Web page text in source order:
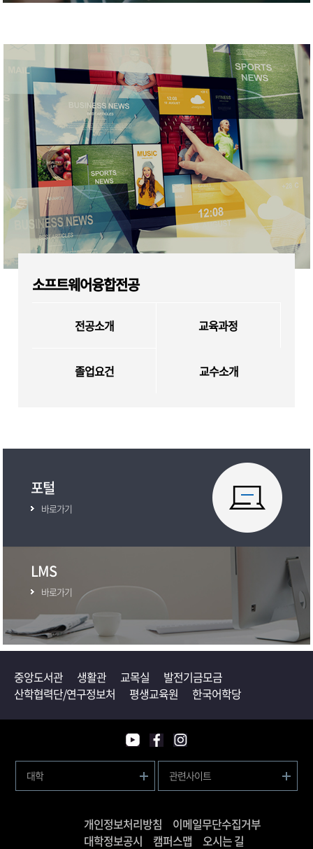
소프트웨어융합전공
전공소개 교육과정
졸업요건 교수소개
포털
바로가기
LMS
바로가기
중앙도서관 생활관 교목실
발전기금모금
산학협력단/연구정보처
평생교육원 한국어학당
대학 관련사이트
개인정보처리방침
이메일무단수집거부
대학정보공시
캠퍼스맵
오시는 길